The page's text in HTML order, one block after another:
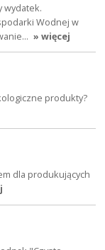
wydatek.
Wodnej w
» więcej
produkty?
dla produkujących